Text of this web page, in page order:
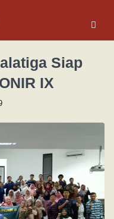
Siap
IX